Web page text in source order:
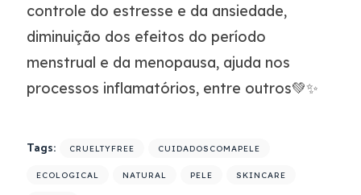
controle do estresse e da ansiedade,
diminuição dos efeitos do período
menstrual e da menopausa, ajuda nos
processos inflamatórios, entre outros💚✨
Tags: CRUELTYFREE CUIDADOSCOMAPELE
ECOLOGICAL NATURAL PELE SKINCARE